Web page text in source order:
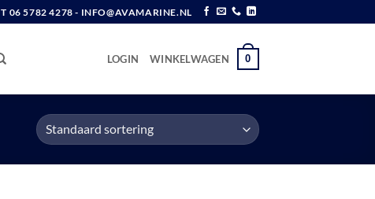
T 06 5782 4278 - INFO@AVAMARINE.NL
LOGIN WINKELWAGEN 0